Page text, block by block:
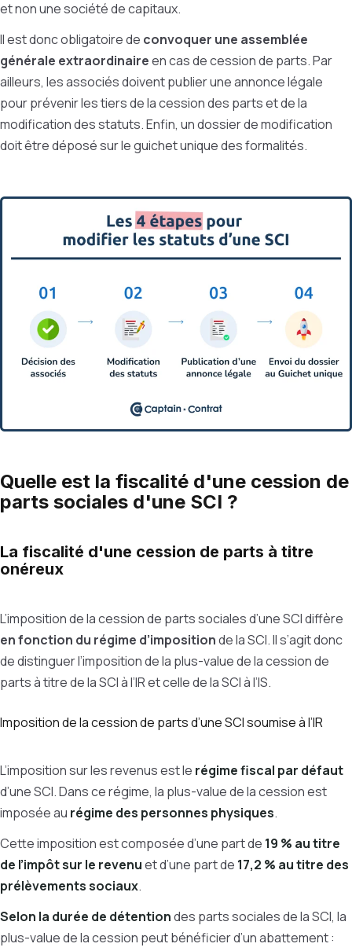
et non une société de capitaux.
Il est donc obligatoire de convoquer une assemblée
générale extraordinaireen cas de cession de parts. Par
ailleurs, les associés doivent publier une annonce légale
pour prévenir les tiers de la cession des parts et de la
modification des statuts. Enfin, un dossier de modification
doit être déposé sur le guichet unique des formalités.
Quelle est la fiscalité d'une cession de
parts sociales d'une SCI ?
La fiscalité d'une cession de parts à titre
onéreux
L’imposition de la cession de parts sociales d’une SCI diffère
en fonction du régime d’impositionde la SCI. Il s’agit donc
de distinguer l’imposition de la plus-value de la cession de
parts à titre de la SCI à l’IR et celle de la SCI à l’IS.
Imposition de la cession de parts d’une SCI soumise à l’IR
L’imposition sur les revenus est le régime fiscal par défaut
d’une SCI. Dans ce régime, la plus-value de la cession est
imposée au régime des personnes physiques.
Cette imposition est composée d’une part de 19 % au titre
de l’impôt sur le revenuet d’une part de 17,2 % au titre des
prélèvements sociaux.
Selon la durée de détentiondes parts sociales de la SCI, la
plus-value de la cession peut bénéficier d’un abattement :